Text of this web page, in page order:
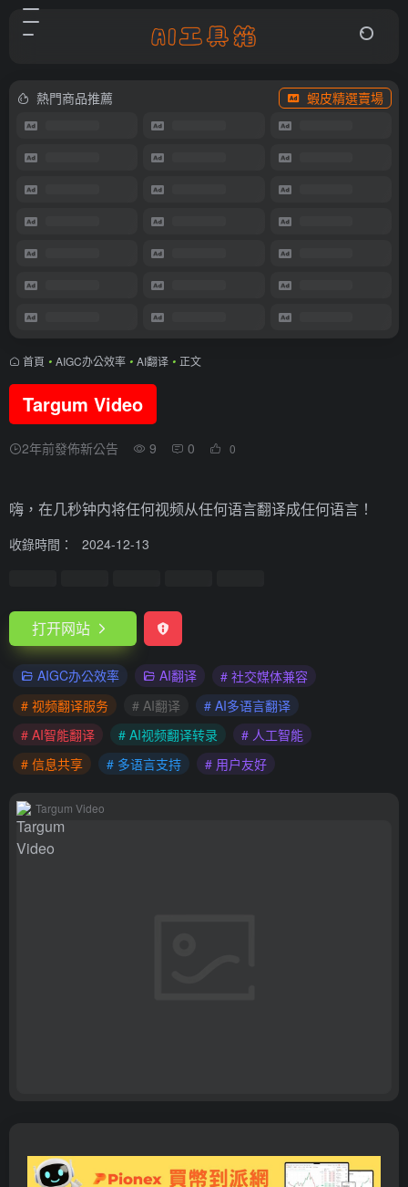
熱門商品推薦 蝦皮精選賣場
首頁 • AIGC办公效率 • AI翻译 • 正文
Targum Video
2年前發佈新公告 9 0 0
嗨，在几秒钟内将任何视频从任何语言翻译成任何语言！
收錄時間： 2024-12-13
打开网站
AIGC办公效率 AI翻译
# 社交媒体兼容
# 视频翻译服务
# AI翻译
# AI多语言翻译
# AI智能翻译
# AI视频翻译转录
# 人工智能
# 信息共享
# 多语言支持 # 用户友好
Targum Video